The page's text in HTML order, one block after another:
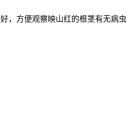
，方便观察映山红的根茎有无病虫